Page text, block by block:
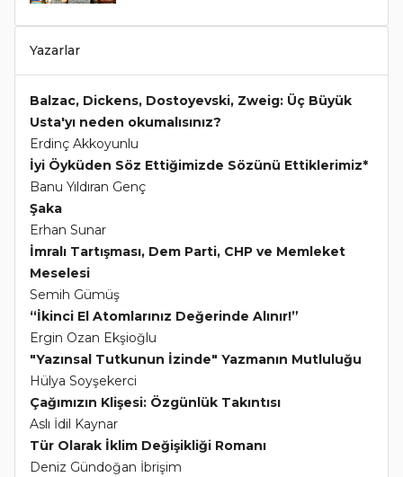
Yazarlar
Balzac, Dickens, Dostoyevski, Zweig: Üç Büyük
Usta'yı neden okumalısınız?
Erdinç Akkoyunlu
İyi Öyküden Söz Ettiğimizde Sözünü Ettiklerimiz*
Banu Yıldıran Genç
Şaka
Erhan Sunar
İmralı Tartışması, Dem Parti, CHP ve Memleket
Meselesi
Semih Gümüş
“İkinci El Atomlarınız Değerinde Alınır!”
Ergin Ozan Ekşioğlu
"Yazınsal Tutkunun İzinde" Yazmanın Mutluluğu
Hülya Soyşekerci
Çağımızın Klişesi: Özgünlük Takıntısı
Aslı İdil Kaynar
Tür Olarak İklim Değişikliği Romanı
Deniz Gündoğan İbrişim